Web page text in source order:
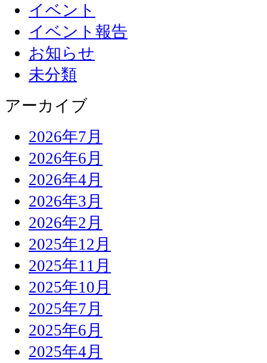
イベント
イベント報告
お知らせ
未分類
アーカイブ
2026年7月
2026年6月
2026年4月
2026年3月
2026年2月
2025年12月
2025年11月
2025年10月
2025年7月
2025年6月
2025年4月